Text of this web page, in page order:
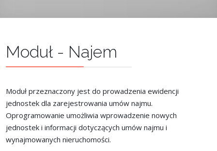
Moduł - Najem
Moduł przeznaczony jest do prowadzenia ewidencji
jednostek dla zarejestrowania umów najmu.
Oprogramowanie umożliwia wprowadzenie nowych
jednostek i informacji dotyczących umów najmu i
wynajmowanych nieruchomości.